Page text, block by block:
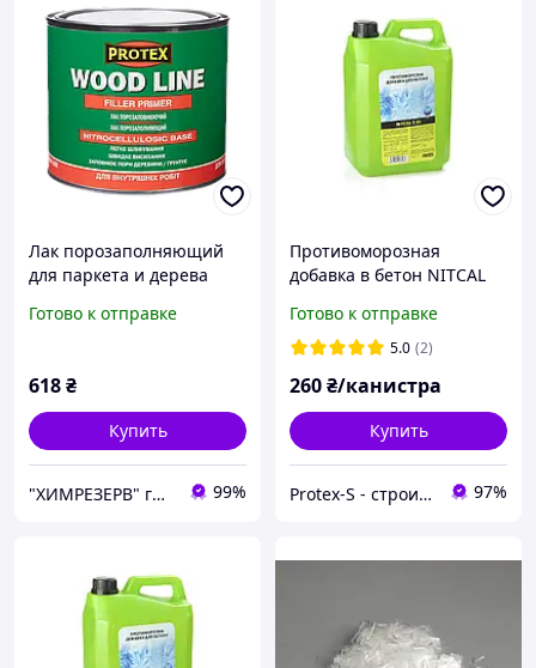
Лак порозаполняющий
для паркета и дерева
(2.1л)
Готово к отправке
618₴
Купить
"ХИМРЕЗЕРВ" группа компаний: ТОВ "ПРОГРЕС 2010", ТОВ "ХІМРЕЗЕРВ-УКРАЇНА" 99%
Противоморозная
добавка в бетон NITCAL
Готово к отправке
5.0 (2)
260₴/канистра
Купить
Protex-S - строительный интернет-магазин 97%